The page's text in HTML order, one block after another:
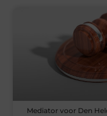
Mediator voor Den